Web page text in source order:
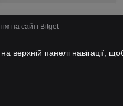
на сайті Bitget
на верхній панелі навігації,